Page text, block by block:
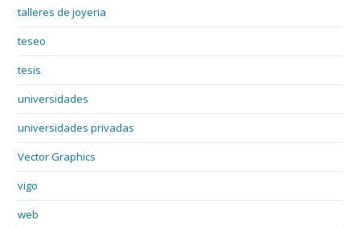
talleres de joyeria
teseo
tesis
universidades
universidades privadas
Vector Graphics
vigo
web